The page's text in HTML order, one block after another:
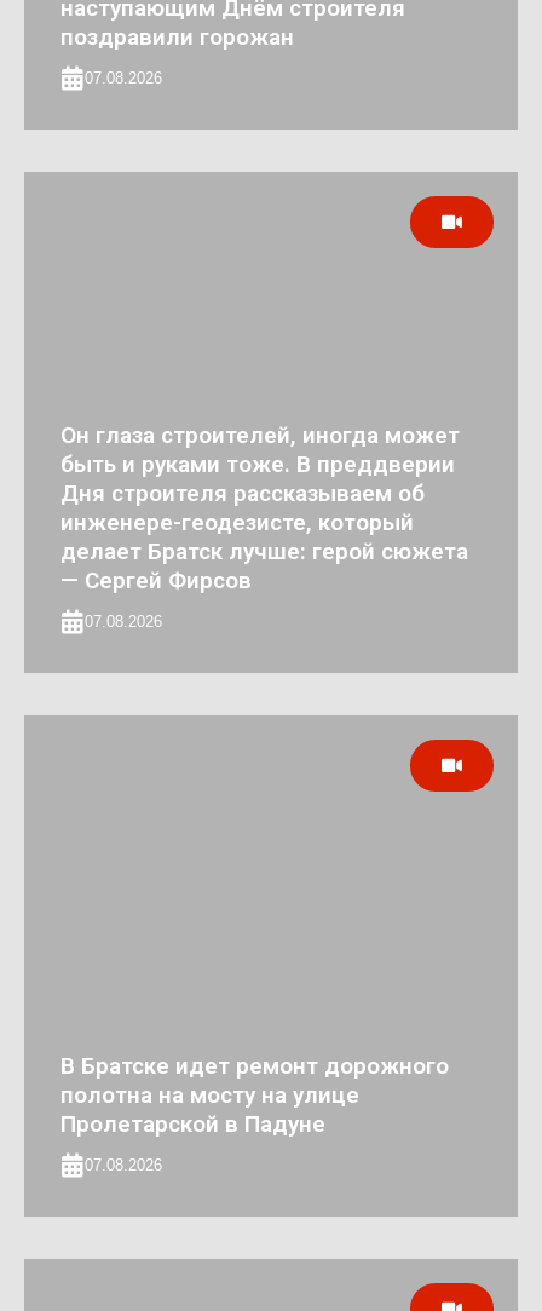
наступающим Днём строителя
поздравили горожан
07.08.2026
Он глаза строителей, иногда может
быть и руками тоже. В преддверии
Дня строителя рассказываем об
инженере-геодезисте, который
делает Братск лучше: герой сюжета
— Сергей Фирсов
07.08.2026
В Братске идет ремонт дорожного
полотна на мосту на улице
Пролетарской в Падуне
07.08.2026